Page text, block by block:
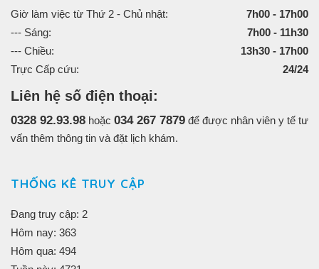
Giờ làm việc từ Thứ 2 - Chủ nhật:
7h00 - 17h00
--- Sáng:
7h00 - 11h30
--- Chiều:
13h30 - 17h00
Trực Cấp cứu:
24/24
Liên hệ số điện thoại:
0328 92.93.98 hoặc 034 267 7879 để được nhân viên y tế tư
vấn thêm thông tin và đặt lịch khám.
THỐNG KÊ TRUY CẬP
Đang truy cập: 2
Hôm nay: 363
Hôm qua: 494